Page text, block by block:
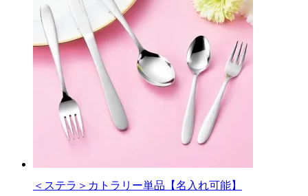
＜ステラ＞カトラリー単品【名入れ可能】